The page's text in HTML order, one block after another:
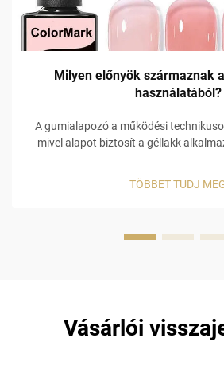
Milyen előnyök származnak
használatából?
A gumialapozó a működési
mivel alapot biztosít a géllakk
hanem funkcionálisabb alkalmazást
TÖBBET TUDJ
Vásárlói